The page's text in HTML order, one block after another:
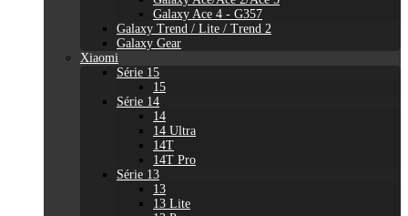
Galaxy Ace 4 - G357
Galaxy Trend / Lite / Trend 2
Galaxy Gear
Xiaomi
Série 15
15
Série 14
14
14 Ultra
14T
14T Pro
Série 13
13
13 Lite